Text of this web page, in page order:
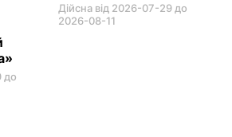
Дійсна від 2026-07-29 до
2026-08-11
до